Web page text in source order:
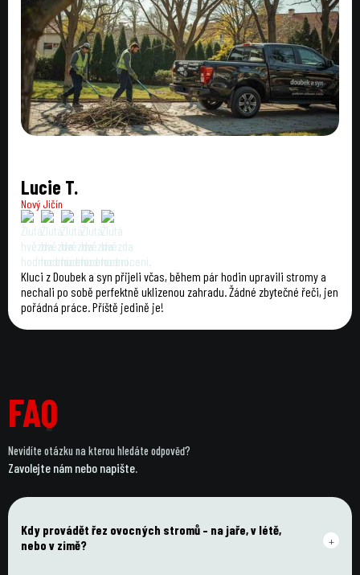
Lucie T.
Nový Jičín
Kluci z Doubek a syn přijeli včas, během pár hodin upravili stromy a
nechali po sobě perfektně uklizenou zahradu. Žádné zbytečné řeči, jen
pořádná práce. Příště jedině je!
FAQ
FAQ
Nevidíte otázku na kterou hledáte odpověď?
Zavolejte nám nebo napište.
Kdy provádět řez ovocných stromů – na jaře, v létě,
nebo v zimě?
+